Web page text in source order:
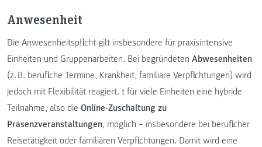
Anwesenheit
Die Anwesenheitspflicht gilt insbesondere für praxisintensive
Einheiten und Gruppenarbeiten. Bei begründeten Abwesenheiten
(z. B. berufliche Termine, Krankheit, familiäre Verpflichtungen) wird
jedoch mit Flexibilität reagiert. t für viele Einheiten eine hybride
Teilnahme, also die Online-Zuschaltung zu
Präsenzveranstaltungen, möglich – insbesondere bei beruflicher
Reisetätigkeit oder familiären Verpflichtungen. Damit wird eine